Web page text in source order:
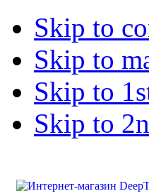
Skip to
Skip to
Skip to
Skip to